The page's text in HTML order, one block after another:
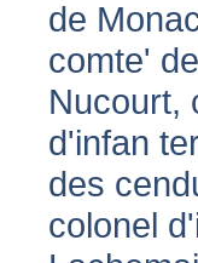
de
comte'
Nucourt,
d'infan
des
colonel